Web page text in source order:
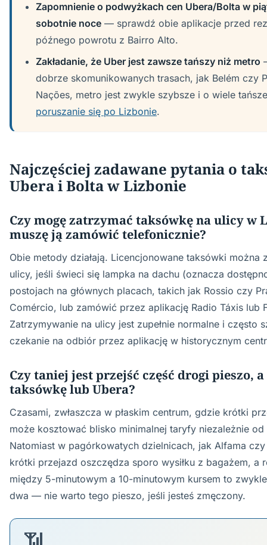
Zapomnienie o podwyżkach cen Ubera/Bolta w
sobotnie noce — sprawdź obie aplikacje przed
późnego powrotu z Bairro Alto.
Zakładanie, że Uber jest zawsze tańszy niż metro
dobrze skomunikowanych trasach, jak Belém czy
Nações, metro jest zwykle szybsze i o wiele
poruszanie się po Lizbonie.
Najczęściej zadawane pytania o
Ubera i Bolta w Lizbonie
Czy mogę zatrzymać taksówkę na ulicy w
muszę ją zamówić telefonicznie?
Obie metody działają. Licencjonowane taksówki można
ulicy, jeśli świeci się lampka na dachu (oznacza
postojach na głównych placach, takich jak Rossio czy
Comércio, lub zamówić przez aplikację Radio Táxis lub
Zatrzymywanie na ulicy jest zupełnie normalne i często
czekanie na odbiór przez aplikację w historycznym
Czy taniej jest przejść część drogi pieszo,
taksówkę lub Ubera?
Czasami, zwłaszcza w płaskim centrum, gdzie krótki
może kosztować blisko minimalnej taryfy niezależnie od
Natomiast w pagórkowatych dzielnicach, jak Alfama
krótki przejazd oszczędza sporo wysiłku z bagażem, a
między 5-minutowym a 10-minutowym kursem to
dwa — nie warto tego pieszo, jeśli jesteś zmęczony.
📶